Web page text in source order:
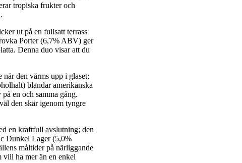
tropiska frukter och
ut på en fullsatt terrass
Porter (6,7% ABV) ger
Denna duo visar att du
den värms upp i glaset;
blandar amerikanska
en och samma gång.
den skär igenom tyngre
en kraftfull avslutning; den
Dunkel Lager (5,0%
måltider på närliggande
vill ha mer än en enkel